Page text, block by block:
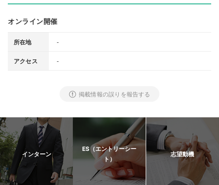
オンライン開催
所在地 -
アクセス -
掲載情報の誤りを報告する
インターン
ES（エントリーシー
ト）
志望動機